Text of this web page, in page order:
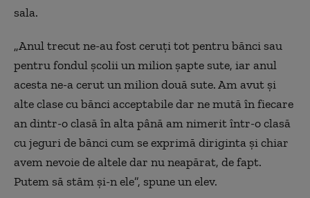
sala.
„Anul trecut ne-au fost ceruţi tot pentru bănci sau
pentru fondul şcolii un milion şapte sute, iar anul
acesta ne-a cerut un milion două sute. Am avut şi
alte clase cu bănci acceptabile dar ne mută în fiecare
an dintr-o clasă în alta până am nimerit într-o clasă
cu jeguri de bănci cum se exprimă diriginta şi chiar
avem nevoie de altele dar nu neapărat, de fapt.
Putem să stăm şi-n ele”, spune un elev.